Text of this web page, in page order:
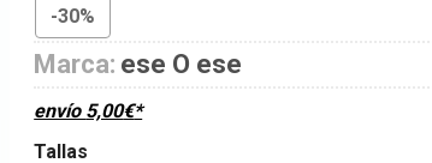
-30%
Marca: ese O ese
envío 5,00€*
Tallas